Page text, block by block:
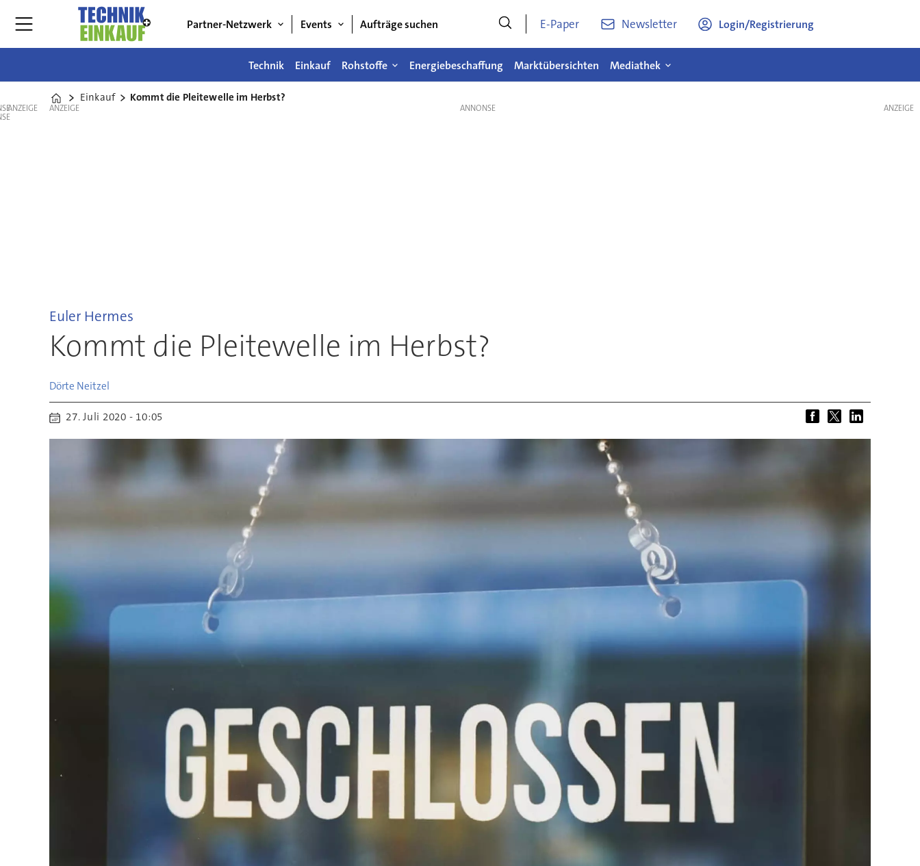
Partner-Netzwerk Events Aufträge suchen E-Paper Newsletter Login/Registrierung
Technik Einkauf Rohstoffe Energiebeschaffung Marktübersichten Mediathek
Home
Einkauf Kommt die Pleitewelle im Herbst?
ANZEIGE ANZEIGE
Euler Hermes
Kommt die Pleitewelle im Herbst?
Dörte Neitzel
27. Juli 2020 - 10:05
ANZEIGE